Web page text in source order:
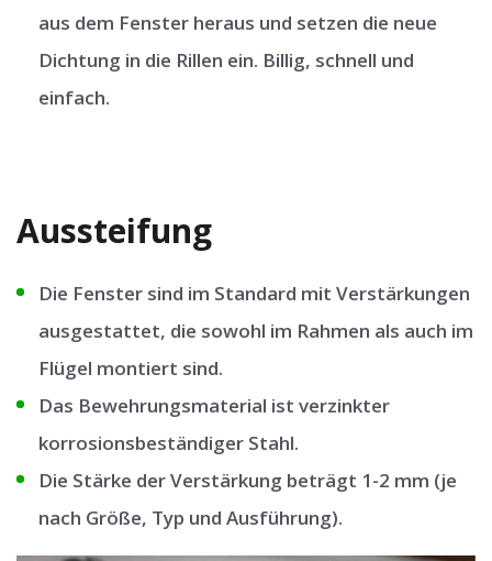
aus dem Fenster heraus und setzen die neue
Dichtung in die Rillen ein. Billig, schnell und
einfach.
Aussteifung
Die Fenster sind im Standard mit Verstärkungen
ausgestattet, die sowohl im Rahmen als auch im
Flügel montiert sind.
Das Bewehrungsmaterial ist verzinkter
korrosionsbeständiger Stahl.
Die Stärke der Verstärkung beträgt 1-2 mm (je
nach Größe, Typ und Ausführung).